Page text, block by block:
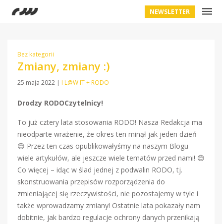
NEWSLETTER
Bez kategorii
Zmiany, zmiany :)
25 maja 2022 | I L@W IT + RODO
Drodzy RODOCzytelnicy!
To już cztery lata stosowania RODO! Nasza Redakcja ma
nieodparte wrażenie, że okres ten minął jak jeden dzień
😊 Przez ten czas opublikowałyśmy na naszym Blogu
wiele artykułów, ale jeszcze wiele tematów przed nami! 😊
Co więcej – idąc w ślad jednej z podwalin RODO, tj.
skonstruowania przepisów rozporządzenia do
zmieniającej się rzeczywistości, nie pozostajemy w tyle i
także wprowadzamy zmiany! Ostatnie lata pokazały nam
dobitnie, jak bardzo regulacje ochrony danych przenikają